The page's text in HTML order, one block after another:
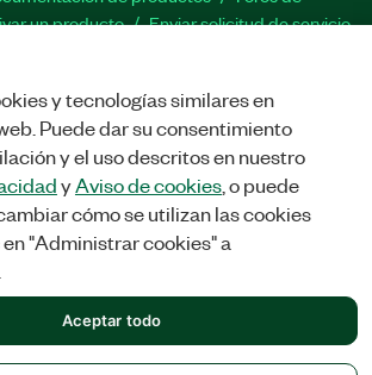
un producto
Enviar solicitud de servicio
TwitterFacebook
LinkedIn
|
CORP. TODOS LOS DERECHOS
y tecnologías similares en
Puede dar su consentimiento
y el uso descritos en nuestro
yAviso de cookies, o puede
cómo se utilizan las cookies
"Administrar cookies" a
Aceptar todo